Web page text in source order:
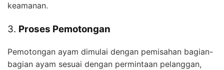
keamanan.
3. Proses Pemotongan
Pemotongan ayam dimulai dengan pemisahan bagian-
bagian ayam sesuai dengan permintaan pelanggan,